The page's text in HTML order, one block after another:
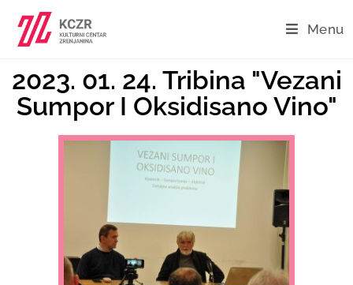
Menu
2023. 01. 24. Tribina "Vezani
Sumpor I Oksidisano Vino"